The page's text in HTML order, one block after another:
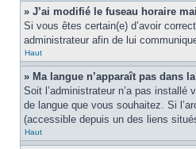
» J’ai modifié le fuseau horaire
Si vous êtes certain(e) d’avoir
administrateur afin de lui
Haut
» Ma langue n’apparaît pas dans
Soit l’administrateur n’a pas
de langue que vous souhaitez. Si
(accessible depuis un des liens
Haut